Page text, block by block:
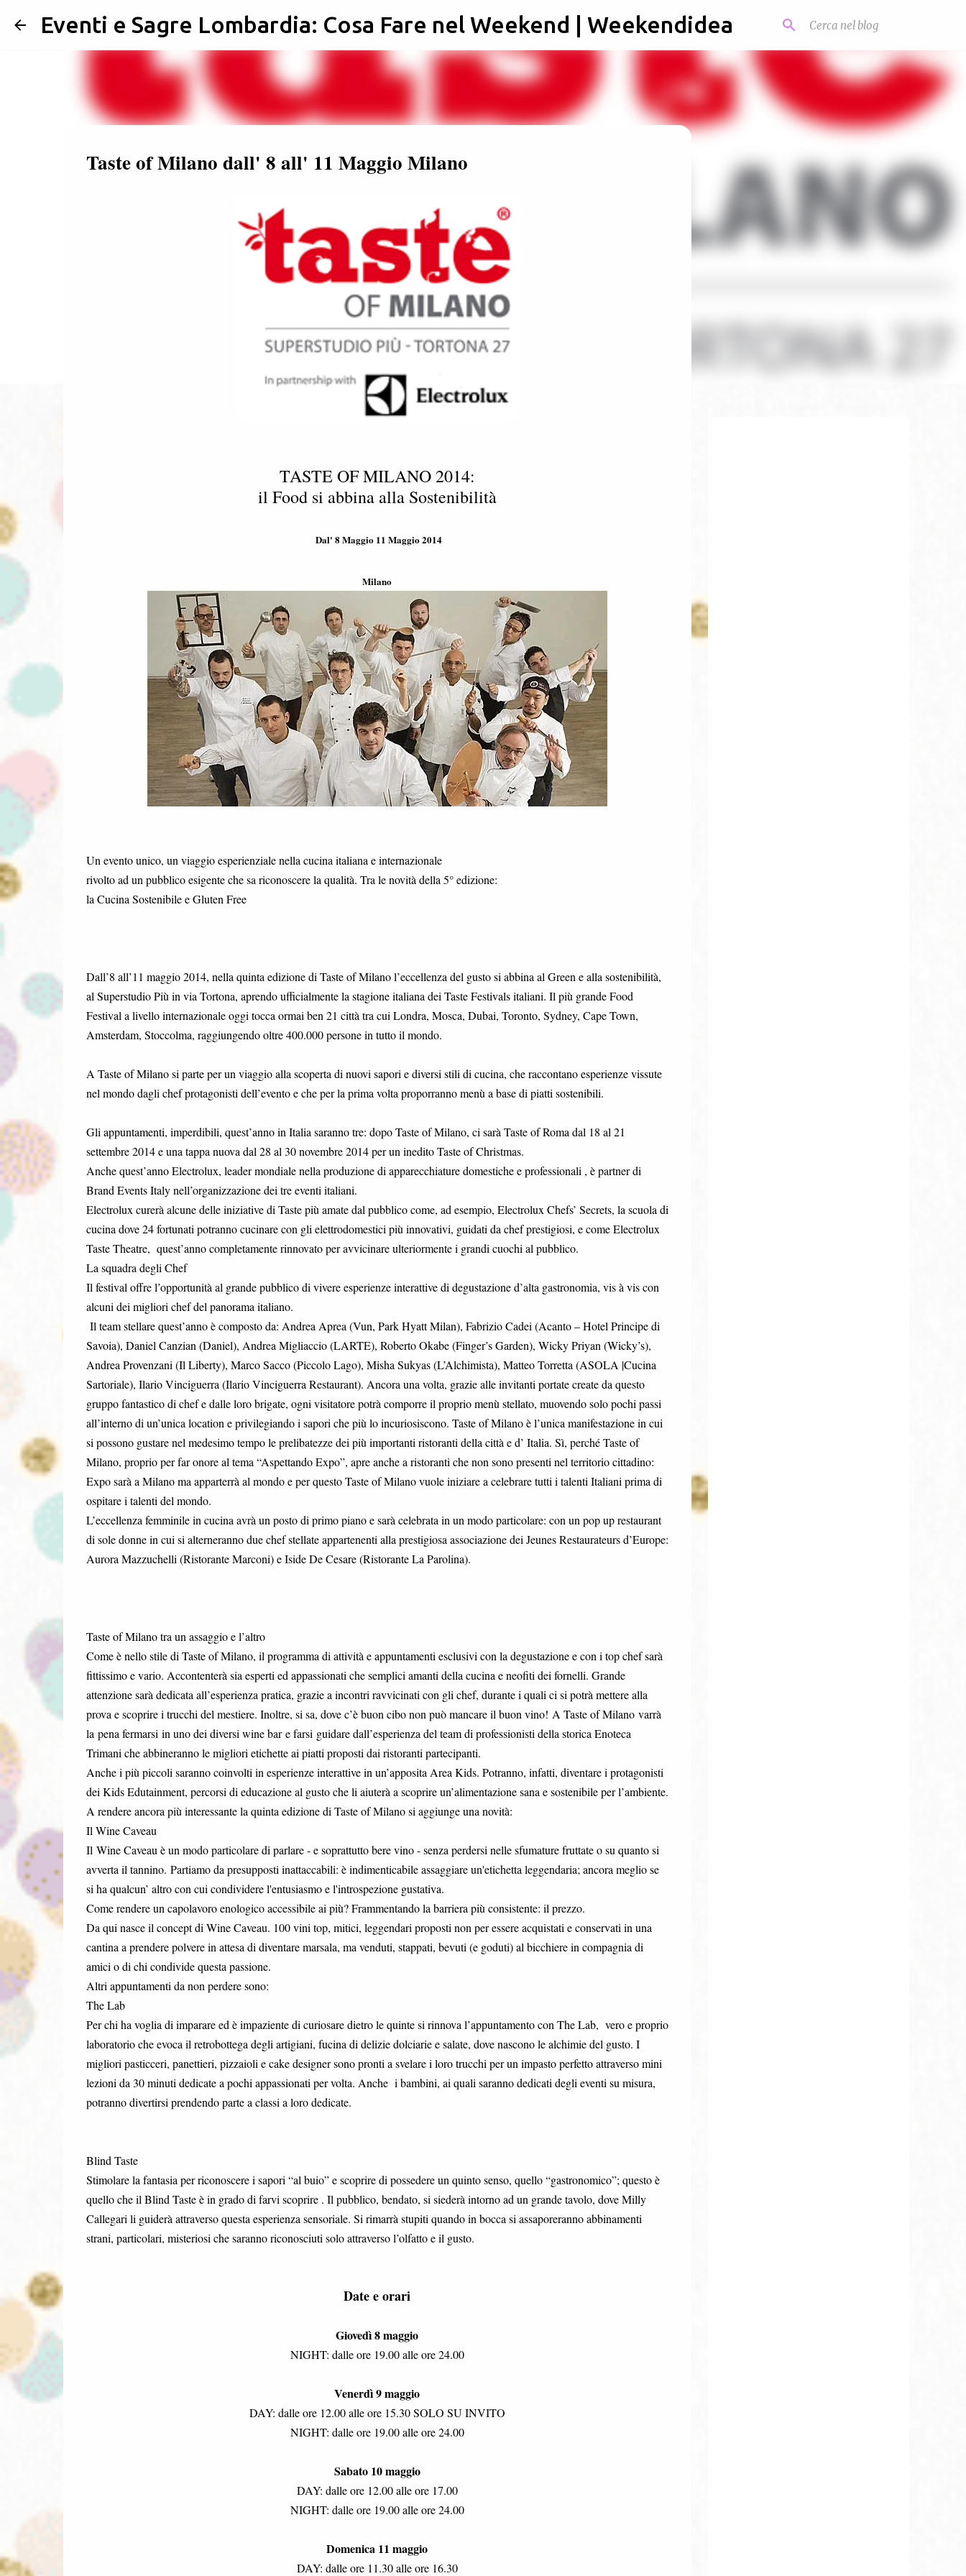
Passa ai contenuti principali
Eventi e Sagre Lombardia: Cosa Fare nel Weekend | Weekendidea
Taste of Milano dall' 8 all' 11 Maggio Milano
TASTE OF MILANO 2014:
il Food si abbina alla Sostenibilità
Dal' 8 Maggio 11 Maggio 2014
Milano
Un evento unico, un viaggio esperienziale nella cucina italiana e internazionale
rivolto ad un pubblico esigente che sa riconoscere la qualità. Tra le novità della 5° edizione:
la Cucina Sostenibile e Gluten Free
Dall’8 all’11 maggio 2014, nella quinta edizione di Taste of Milano l’eccellenza del gusto si abbina al Green e alla sostenibilità,
al Superstudio Più in via Tortona, aprendo ufficialmente la stagione italiana dei Taste Festivals italiani. Il più grande Food
Festival a livello internazionale oggi tocca ormai ben 21 città tra cui Londra, Mosca, Dubai, Toronto, Sydney, Cape Town,
Amsterdam, Stoccolma, raggiungendo oltre 400.000 persone in tutto il mondo.
A Taste of Milano si parte per un viaggio alla scoperta di nuovi sapori e diversi stili di cucina, che raccontano esperienze vissute
nel mondo dagli chef protagonisti dell’evento e che per la prima volta proporranno menù a base di piatti sostenibili.
Gli appuntamenti, imperdibili, quest’anno in Italia saranno tre: dopo Taste of Milano, ci sarà Taste of Roma dal 18 al 21
settembre 2014 e una tappa nuova dal 28 al 30 novembre 2014 per un inedito Taste of Christmas.
Anche quest’anno Electrolux, leader mondiale nella produzione di apparecchiature domestiche e professionali , è partner di
Brand Events Italy nell’organizzazione dei tre eventi italiani.
Electrolux curerà alcune delle iniziative di Taste più amate dal pubblico come, ad esempio, Electrolux Chefs’ Secrets, la scuola di
cucina dove 24 fortunati potranno cucinare con gli elettrodomestici più innovativi, guidati da chef prestigiosi, e come Electrolux
Taste Theatre, quest’anno completamente rinnovato per avvicinare ulteriormente i grandi cuochi al pubblico.
La squadra degli Chef
Il festival offre l’opportunità al grande pubblico di vivere esperienze interattive di degustazione d’alta gastronomia, vis à vis con
alcuni dei migliori chef del panorama italiano.
Il team stellare quest’anno è composto da: Andrea Aprea (Vun, Park Hyatt Milan), Fabrizio Cadei (Acanto – Hotel Principe di
Savoia), Daniel Canzian (Daniel), Andrea Migliaccio (LARTE), Roberto Okabe (Finger’s Garden), Wicky Priyan (Wicky’s),
Andrea Provenzani (Il Liberty), Marco Sacco (Piccolo Lago), Misha Sukyas (L’Alchimista), Matteo Torretta (ASOLA |Cucina
Sartoriale), Ilario Vinciguerra (Ilario Vinciguerra Restaurant). Ancora una volta, grazie alle invitanti portate create da questo
gruppo fantastico di chef e dalle loro brigate, ogni visitatore potrà comporre il proprio menù stellato, muovendo solo pochi passi
all’interno di un’unica location e privilegiando i sapori che più lo incuriosiscono. Taste of Milano è l’unica manifestazione in cui
si possono gustare nel medesimo tempo le prelibatezze dei più importanti ristoranti della città e d’ Italia. Sì, perché Taste of
Milano, proprio per far onore al tema “Aspettando Expo”, apre anche a ristoranti che non sono presenti nel territorio cittadino:
Expo sarà a Milano ma apparterrà al mondo e per questo Taste of Milano vuole iniziare a celebrare tutti i talenti Italiani prima di
ospitare i talenti del mondo.
L’eccellenza femminile in cucina avrà un posto di primo piano e sarà celebrata in un modo particolare: con un pop up restaurant
di sole donne in cui si alterneranno due chef stellate appartenenti alla prestigiosa associazione dei Jeunes Restaurateurs d’Europe:
Aurora Mazzuchelli (Ristorante Marconi) e Iside De Cesare (Ristorante La Parolina).
Taste of Milano tra un assaggio e l’altro
Come è nello stile di Taste of Milano, il programma di attività e appuntamenti esclusivi con la degustazione e con i top chef sarà
fittissimo e vario. Accontenterà sia esperti ed appassionati che semplici amanti della cucina e neofiti dei fornelli. Grande
attenzione sarà dedicata all’esperienza pratica, grazie a incontri ravvicinati con gli chef, durante i quali ci si potrà mettere alla
prova e scoprire i trucchi del mestiere. Inoltre, si sa, dove c’è buon cibo non può mancare il buon vino! A Taste of Milano varrà
la pena fermarsi in uno dei diversi wine bar e farsi guidare dall’esperienza del team di professionisti della storica Enoteca
Trimani che abbineranno le migliori etichette ai piatti proposti dai ristoranti partecipanti.
Anche i più piccoli saranno coinvolti in esperienze interattive in un’apposita Area Kids. Potranno, infatti, diventare i protagonisti
dei Kids Edutainment, percorsi di educazione al gusto che li aiuterà a scoprire un’alimentazione sana e sostenibile per l’ambiente.
A rendere ancora più interessante la quinta edizione di Taste of Milano si aggiunge una novità:
Il Wine Caveau
Il Wine Caveau è un modo particolare di parlare - e soprattutto bere vino - senza perdersi nelle sfumature fruttate o su quanto si
avverta il tannino. Partiamo da presupposti inattaccabili: è indimenticabile assaggiare un'etichetta leggendaria; ancora meglio se
si ha qualcun’ altro con cui condividere l'entusiasmo e l'introspezione gustativa.
Come rendere un capolavoro enologico accessibile ai più? Frammentando la barriera più consistente: il prezzo.
Da qui nasce il concept di Wine Caveau. 100 vini top, mitici, leggendari proposti non per essere acquistati e conservati in una
cantina a prendere polvere in attesa di diventare marsala, ma venduti, stappati, bevuti (e goduti) al bicchiere in compagnia di
amici o di chi condivide questa passione.
Altri appuntamenti da non perdere sono:
The Lab
Per chi ha voglia di imparare ed è impaziente di curiosare dietro le quinte si rinnova l’appuntamento con The Lab, vero e proprio
laboratorio che evoca il retrobottega degli artigiani, fucina di delizie dolciarie e salate, dove nascono le alchimie del gusto. I
migliori pasticceri, panettieri, pizzaioli e cake designer sono pronti a svelare i loro trucchi per un impasto perfetto attraverso mini
lezioni da 30 minuti dedicate a pochi appassionati per volta. Anche i bambini, ai quali saranno dedicati degli eventi su misura,
potranno divertirsi prendendo parte a classi a loro dedicate.
Blind Taste
Stimolare la fantasia per riconoscere i sapori “al buio” e scoprire di possedere un quinto senso, quello “gastronomico”; questo è
quello che il Blind Taste è in grado di farvi scoprire . Il pubblico, bendato, si siederà intorno ad un grande tavolo, dove Milly
Callegari li guiderà attraverso questa esperienza sensoriale. Si rimarrà stupiti quando in bocca si assaporeranno abbinamenti
strani, particolari, misteriosi che saranno riconosciuti solo attraverso l’olfatto e il gusto.
Date e orari
Giovedì 8 maggio
NIGHT: dalle ore 19.00 alle ore 24.00
Venerdì 9 maggio
DAY: dalle ore 12.00 alle ore 15.30 SOLO SU INVITO
NIGHT: dalle ore 19.00 alle ore 24.00
Sabato 10 maggio
DAY: dalle ore 12.00 alle ore 17.00
NIGHT: dalle ore 19.00 alle ore 24.00
Domenica 11 maggio
DAY: dalle ore 11.30 alle ore 16.30